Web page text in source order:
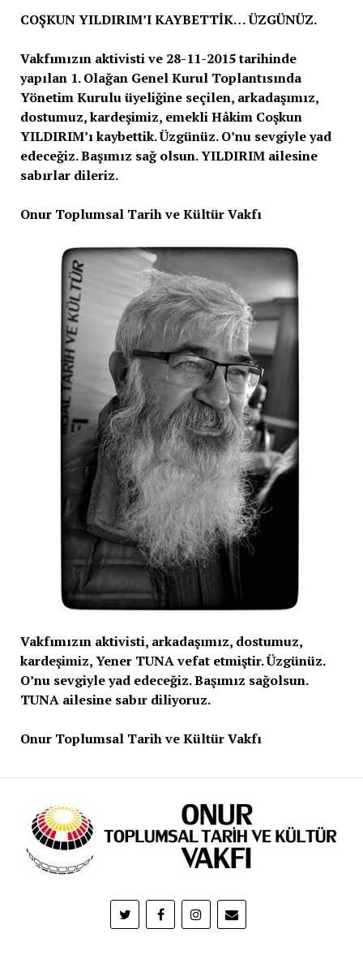
COŞKUN YILDIRIM’I KAYBETTİK… ÜZGÜNÜZ.
Vakfımızın aktivisti ve 28-11-2015 tarihinde
yapılan 1. Olağan Genel Kurul Toplantısında
Yönetim Kurulu üyeliğine seçilen, arkadaşımız,
dostumuz, kardeşimiz, emekli Hâkim Coşkun
YILDIRIM’ı kaybettik. Üzgünüz. O’nu sevgiyle yad
edeceğiz. Başımız sağ olsun. YILDIRIM ailesine
sabırlar dileriz.
Onur Toplumsal Tarih ve Kültür Vakfı
Vakfımızın aktivisti, arkadaşımız, dostumuz,
kardeşimiz, Yener TUNA vefat etmiştir. Üzgünüz.
O’nu sevgiyle yad edeceğiz. Başımız sağolsun.
TUNA ailesine sabır diliyoruz.
Onur Toplumsal Tarih ve Kültür Vakfı